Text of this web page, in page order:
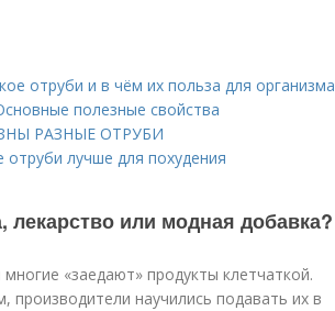
отруби и в чём их польза для организма
полезные свойства
РАЗНЫЕ ОТРУБИ
лучше для похудения
или модная добавка?
«заедают» продукты клетчаткой.
научились подавать их в